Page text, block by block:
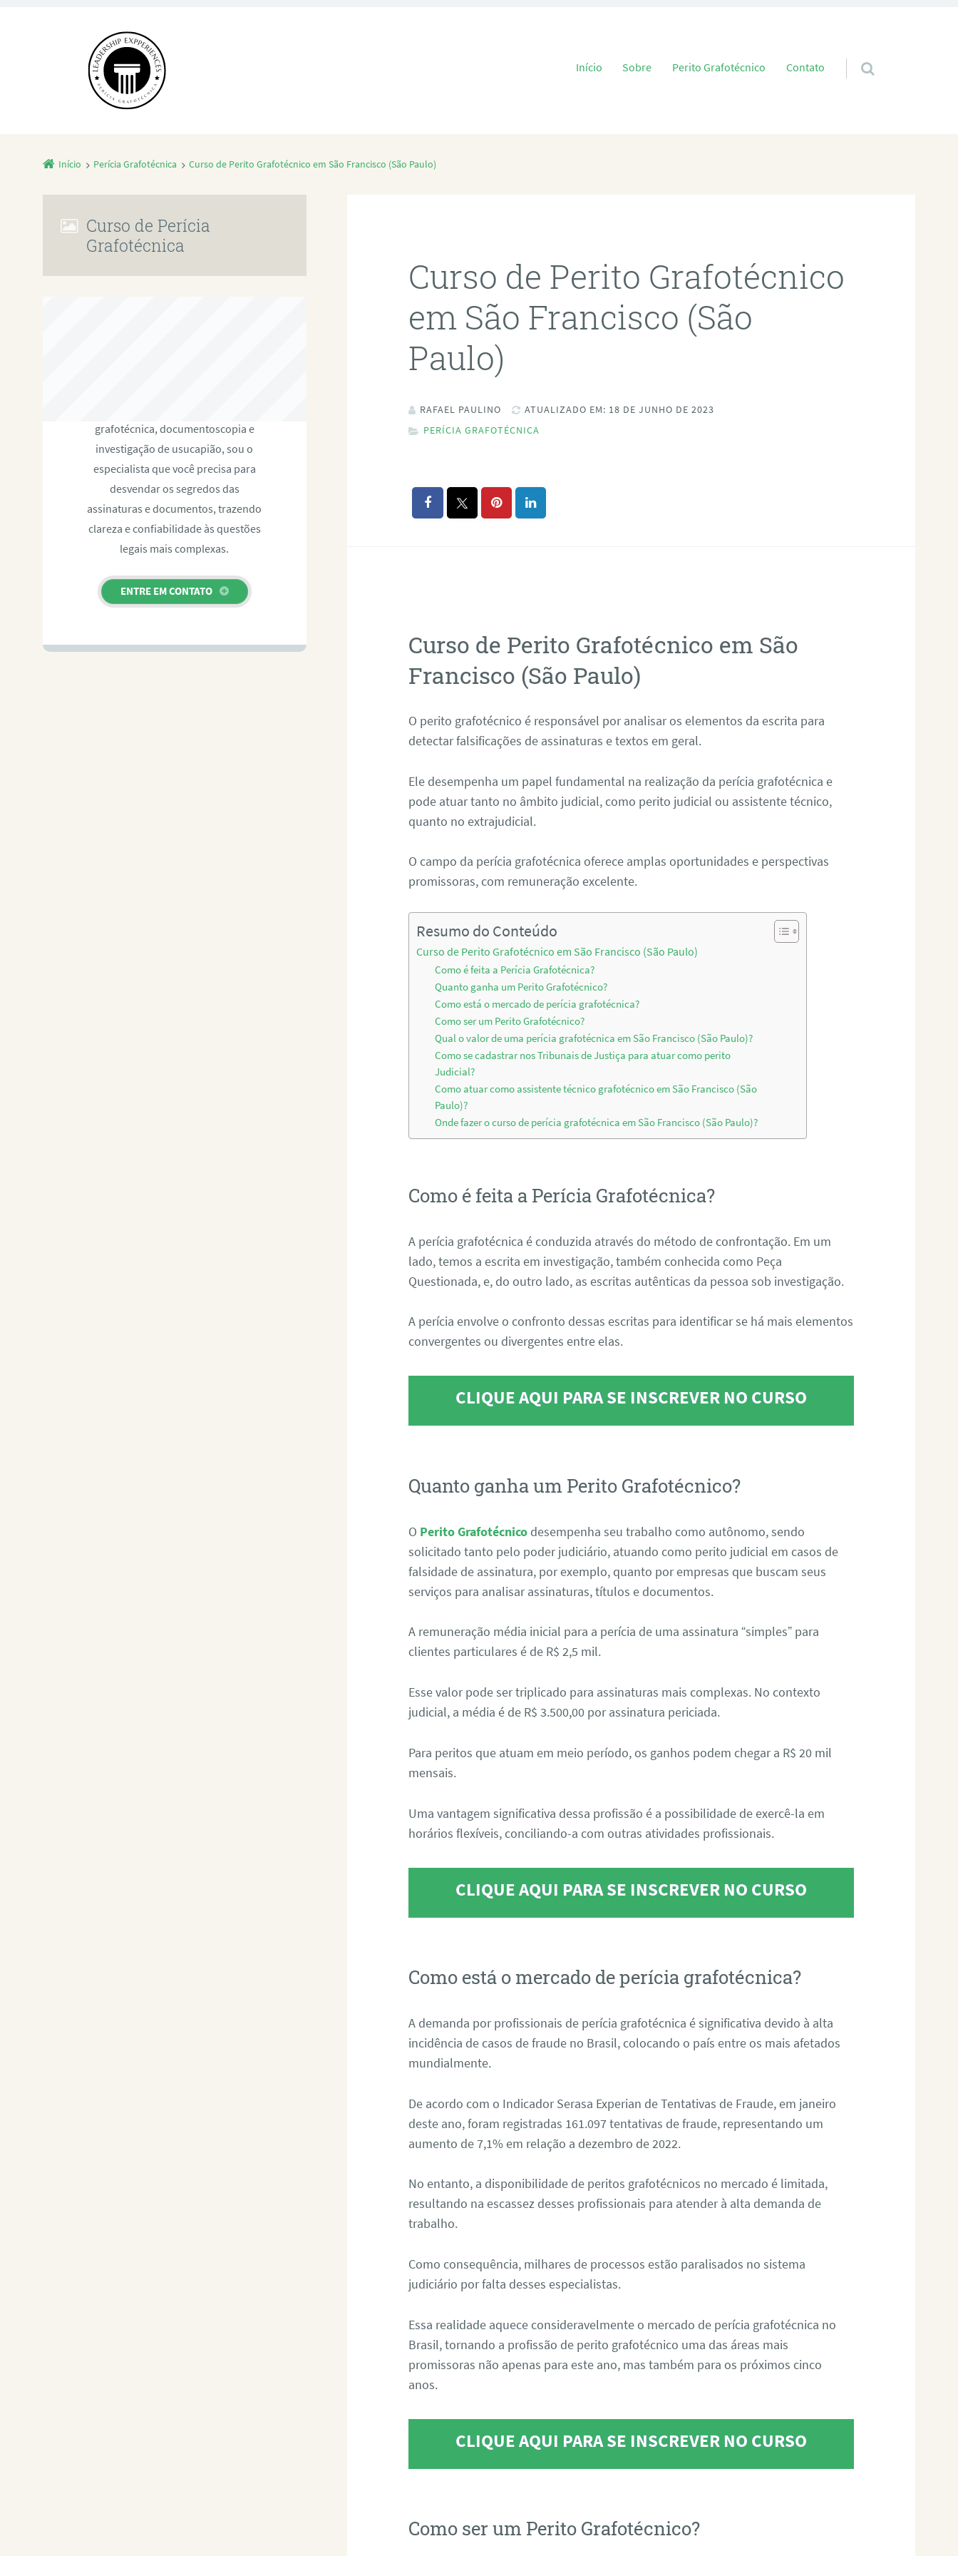
Pular para o conteúdo
Início Sobre Perito Grafotécnico Contato
Início Perícia Grafotécnica Curso de Perito Grafotécnico em São Francisco (São Paulo)
Curso de Perito Grafotécnico
em São Francisco (São
Paulo)
RAFAEL PAULINO
ATUALIZADO EM: 18 DE JUNHO DE 2023
PERÍCIA GRAFOTÉCNICA
Curso de Perito Grafotécnico em São
Francisco (São Paulo)
O perito grafotécnico é responsável por analisar os elementos da escrita para
detectar falsificações de assinaturas e textos em geral.
Ele desempenha um papel fundamental na realização da perícia grafotécnica e
pode atuar tanto no âmbito judicial, como perito judicial ou assistente técnico,
quanto no extrajudicial.
O campo da perícia grafotécnica oferece amplas oportunidades e perspectivas
promissoras, com remuneração excelente.
Resumo do Conteúdo
Curso de Perito Grafotécnico em São Francisco (São Paulo)
Como é feita a Perícia Grafotécnica?
Quanto ganha um Perito Grafotécnico?
Como está o mercado de perícia grafotécnica?
Como ser um Perito Grafotécnico?
Qual o valor de uma perícia grafotécnica em São Francisco (São Paulo)?
Como se cadastrar nos Tribunais de Justiça para atuar como perito
Judicial?
Como atuar como assistente técnico grafotécnico em São Francisco (São
Paulo)?
Onde fazer o curso de perícia grafotécnica em São Francisco (São Paulo)?
Como é feita a Perícia Grafotécnica?
A perícia grafotécnica é conduzida através do método de confrontação. Em um
lado, temos a escrita em investigação, também conhecida como Peça
Questionada, e, do outro lado, as escritas autênticas da pessoa sob investigação.
A perícia envolve o confronto dessas escritas para identificar se há mais elementos
convergentes ou divergentes entre elas.
CLIQUE AQUI PARA SE INSCREVER NO CURSO
Quanto ganha um Perito Grafotécnico?
O Perito Grafotécnico desempenha seu trabalho como autônomo, sendo
solicitado tanto pelo poder judiciário, atuando como perito judicial em casos de
falsidade de assinatura, por exemplo, quanto por empresas que buscam seus
serviços para analisar assinaturas, títulos e documentos.
A remuneração média inicial para a perícia de uma assinatura “simples” para
clientes particulares é de R$ 2,5 mil.
Esse valor pode ser triplicado para assinaturas mais complexas. No contexto
judicial, a média é de R$ 3.500,00 por assinatura periciada.
Para peritos que atuam em meio período, os ganhos podem chegar a R$ 20 mil
mensais.
Uma vantagem significativa dessa profissão é a possibilidade de exercê-la em
horários flexíveis, conciliando-a com outras atividades profissionais.
CLIQUE AQUI PARA SE INSCREVER NO CURSO
Como está o mercado de perícia grafotécnica?
A demanda por profissionais de perícia grafotécnica é significativa devido à alta
incidência de casos de fraude no Brasil, colocando o país entre os mais afetados
mundialmente.
De acordo com o Indicador Serasa Experian de Tentativas de Fraude, em janeiro
deste ano, foram registradas 161.097 tentativas de fraude, representando um
aumento de 7,1% em relação a dezembro de 2022.
No entanto, a disponibilidade de peritos grafotécnicos no mercado é limitada,
resultando na escassez desses profissionais para atender à alta demanda de
trabalho.
Como consequência, milhares de processos estão paralisados no sistema
judiciário por falta desses especialistas.
Essa realidade aquece consideravelmente o mercado de perícia grafotécnica no
Brasil, tornando a profissão de perito grafotécnico uma das áreas mais
promissoras não apenas para este ano, mas também para os próximos cinco
anos.
CLIQUE AQUI PARA SE INSCREVER NO CURSO
Como ser um Perito Grafotécnico?
Curso de Perícia
Grafotécnica
grafotécnica, documentoscopia e
investigação de usucapião, sou o
especialista que você precisa para
desvendar os segredos das
assinaturas e documentos, trazendo
clareza e confiabilidade às questões
legais mais complexas.
ENTRE EM CONTATO